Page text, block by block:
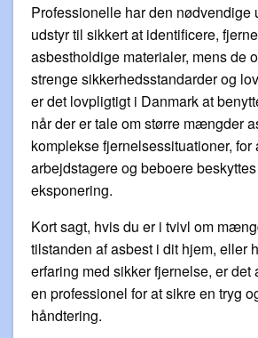
Professionelle har den nødvendige
udstyr til sikkert at identificere,
asbestholdige materialer, mens de
strenge sikkerhedsstandarder og
er det lovpligtigt i Danmark at
når der er tale om større mængder
komplekse fjernelsessituationer, for
arbejdstagere og beboere
eksponering.
Kort sagt, hvis du er i tvivl om
tilstanden af asbest i dit hjem, eller
erfaring med sikker fjernelse, er det
en professionel for at sikre en tryg
håndtering.